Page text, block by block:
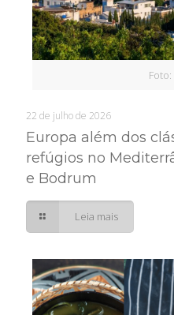
22 de julho de 2026
Europa além dos
refúgios no
e Bodrum
Leia mais